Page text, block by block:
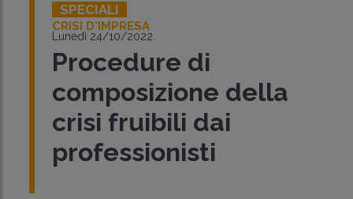
SPECIALI
CRISI D'IMPRESA
Lunedì 24/10/2022
Procedure di
composizione della
crisi fruibili dai
professionisti